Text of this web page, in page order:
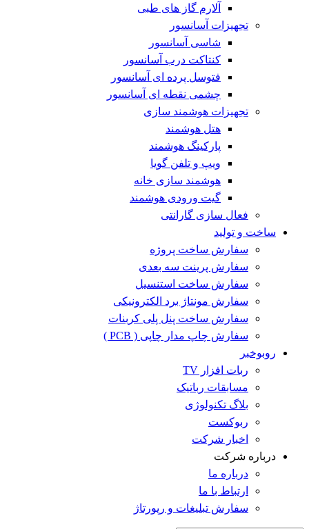
آلارم گاز های طبی
تجهیزات آسانسور
شاسی آسانسور
کنتاکت درب آسانسور
فتوسل پرده ای آسانسور
چشمی نقطه ای آسانسور
تجهیزات هوشمند سازی
هتل هوشمند
پارکینگ هوشمند
ویپ و تلفن گویا
هوشمند سازی خانه
گیت ورودی هوشمند
فعال سازی گارانتی
ساخت و تولید
سفارش ساخت پروژه
سفارش پرینت سه بعدی
سفارش ساخت استنسیل
سفارش مونتاژ برد الکترونیکی
سفارش ساخت پنل پلی کربنات
سفارش چاپ مدار چاپی ( PCB )
روبوخبر
ربات افزار TV
مسابقات رباتیک
بلاگ تکنولوژی
ربوکست
اخبار شرکت
درباره شرکت
درباره ما
ارتباط با ما
سفارش تبلیغات و رپورتاژ